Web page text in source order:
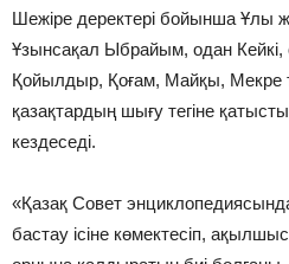
Шежіре деректері бойынша Ұлы
Ұзынсақал Ыбрайым, одан
Қойылдыр, Қоғам, Майқы, Мекре
қазақтардың шығу тегіне
кездеседі.
«Қазақ Совет
бастау ісіне көмектесіп,